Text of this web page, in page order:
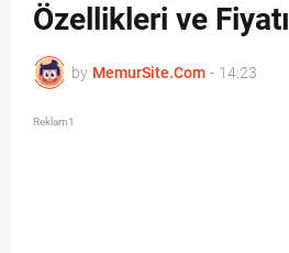
Özellikleri ve Fiyatı
by MemurSite.Com - 14:23
Reklam1